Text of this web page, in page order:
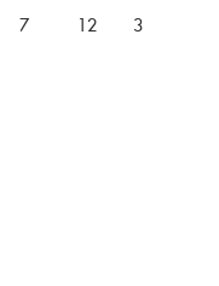
7 12 3